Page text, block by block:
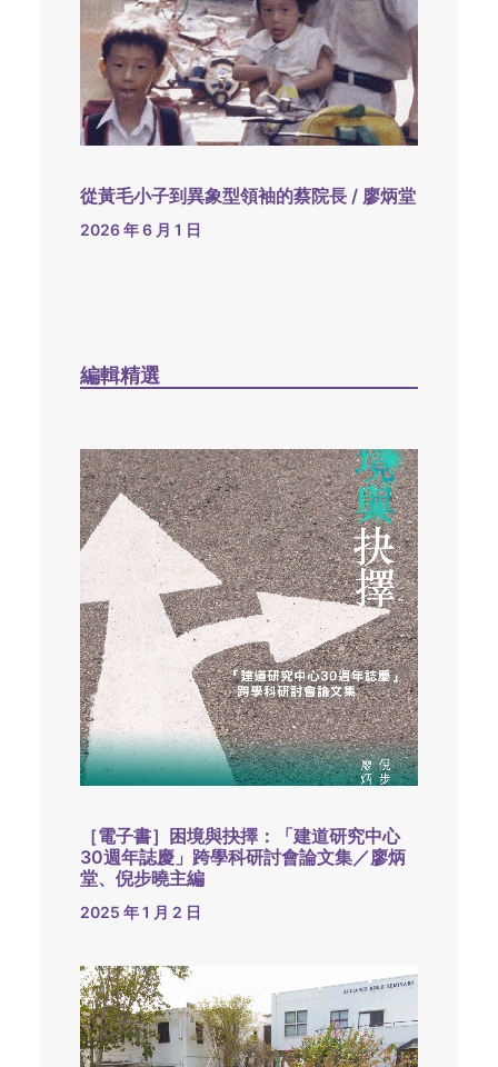
從黃毛小子到異象型領袖的蔡院長 / 廖炳堂
2026 年 6 月 1 日
編輯精選
［電子書］困境與抉擇：「建道研究中心
30週年誌慶」跨學科研討會論文集／廖炳
堂、倪步曉主編
2025 年 1 月 2 日